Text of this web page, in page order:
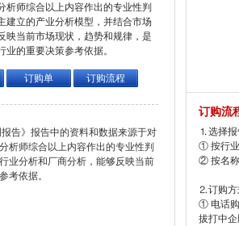
析师综合以上内容作出的专业性判
建立的产业分析模型，并结合市场
映当前市场现状，趋势和规律，是
的重要决策参考依据。
订购单 订购流程
告》报告中的资料和数据来源于对
析师综合以上内容作出的专业性判
业分析和厂商分析，能够反映当前
考依据。
订购流
⒈选择报
① 按行
② 按名
⒉订购方
① 电话
拔打中